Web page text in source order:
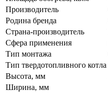
Производитель
Родина бренда
Страна-производитель
Сфера применения
Тип монтажа
Тип твердотопливного котла
Высота, мм
Ширина, мм